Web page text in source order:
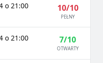
o 21:00 10/10
PEŁNY
o 21:00 7/10
OTWARTY